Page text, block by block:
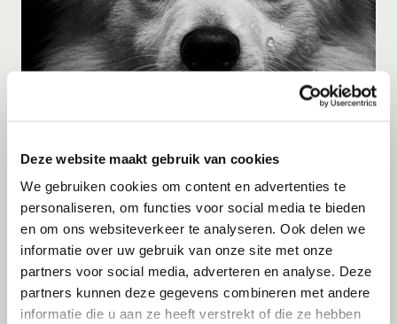
Deze website maakt gebruik van cookies
We gebruiken cookies om content en advertenties te
personaliseren, om functies voor social media te bieden
en om ons websiteverkeer te analyseren. Ook delen we
informatie over uw gebruik van onze site met onze
partners voor social media, adverteren en analyse. Deze
partners kunnen deze gegevens combineren met andere
informatie die u aan ze heeft verstrekt of die ze hebben
Fred